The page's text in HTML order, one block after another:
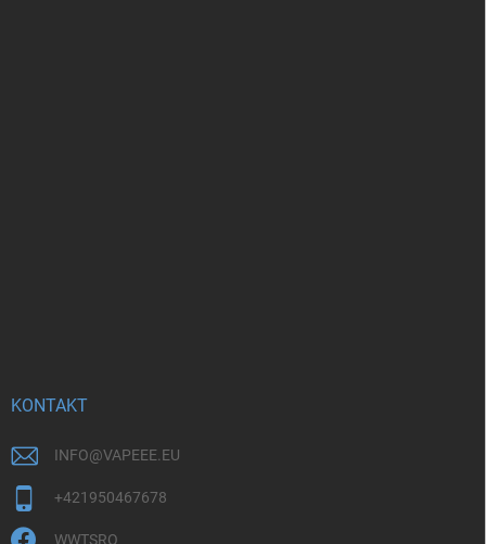
KONTAKT
INFO@VAPEEE.EU
+421950467678
WWTSRO